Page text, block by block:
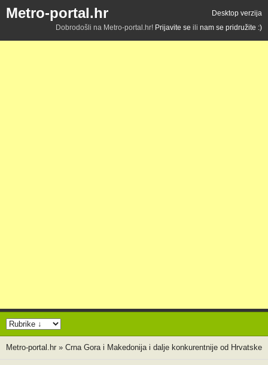
Metro-portal.hr
Desktop verzija
Dobrodošli na Metro-portal.hr! Prijavite se ili nam se pridružite :)
Metro-portal.hr » Crna Gora i Makedonija i dalje konkurentnije od Hrvatske